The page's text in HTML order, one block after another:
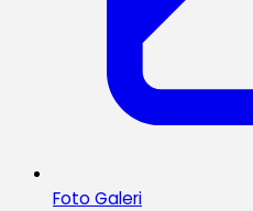
Foto Galeri